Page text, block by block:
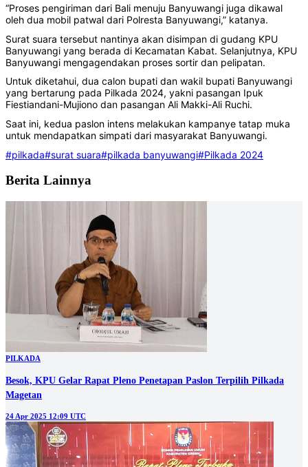
“Proses pengiriman dari Bali menuju Banyuwangi juga dikawal
oleh dua mobil patwal dari Polresta Banyuwangi,” katanya.
Surat suara tersebut nantinya akan disimpan di gudang KPU
Banyuwangi yang berada di Kecamatan Kabat. Selanjutnya, KPU
Banyuwangi mengagendakan proses sortir dan pelipatan.
Untuk diketahui, dua calon bupati dan wakil bupati Banyuwangi
yang bertarung pada Pilkada 2024, yakni pasangan Ipuk
Fiestiandani-Mujiono dan pasangan Ali Makki-Ali Ruchi.
Saat ini, kedua paslon intens melakukan kampanye tatap muka
untuk mendapatkan simpati dari masyarakat Banyuwangi.
#pilkada#surat suara#pilkada banyuwangi#Pilkada 2024
Berita Lainnya
PILKADA
Besok, KPU Gelar Rapat Pleno Penetapan Paslon Terpilih Pilkada
Magetan
24 Apr 2025 12:09 UTC